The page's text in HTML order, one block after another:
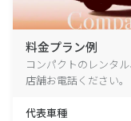
料金プラン例
コンパクトのレンタ
店舗お電話ください。
代表車種